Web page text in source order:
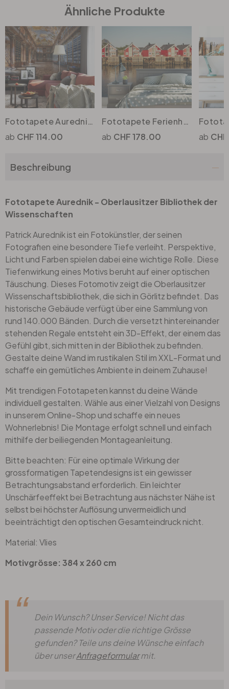
Büro
Bad
Eingangsbereich
Ähnliche Produkte
Fototapete Aurednik - Philosophischer Saal Kloster Strahov
CHF 114.00
Fototapete Ferienhäuser am Meer - 384x260cm
CHF 178.00
Beschreibung
Fototapete Aurednik - Oberlausitzer Bibliothek der
Wissenschaften
Patrick Aurednik ist ein Fotokünstler, der seinen
Fotografien eine besondere Tiefe verleiht. Perspektive,
Licht und Farben spielen dabei eine wichtige Rolle. Diese
Tiefenwirkung eines Motivs beruht auf einer optischen
Täuschung. Dieses Fotomotiv zeigt die Oberlausitzer
Wissenschaftsbibliothek, die sich in Görlitz befindet. Das
historische Gebäude verfügt über eine Sammlung von
rund 140.000 Bänden. Durch die versetzt hintereinander
stehenden Regale entsteht ein 3D-Effekt, der einem das
Gefühl gibt, sich mitten in der Bibliothek zu befinden.
Gestalte deine Wand im rustikalen Stil im XXL-Format und
schaffe ein gemütliches Ambiente in deinem Zuhause!
Mit trendigen Fototapeten kannst du deine Wände
individuell gestalten. Wähle aus einer Vielzahl von Designs
in unserem Online-Shop und schaffe ein neues
Wohnerlebnis! Die Montage erfolgt schnell und einfach
mithilfe der beiliegenden Montageanleitung.
Bitte beachten: Für eine optimale Wirkung der
grossformatigen Tapetendesigns ist ein gewisser
Betrachtungsabstand erforderlich. Ein leichter
Unschärfeeffekt bei Betrachtung aus nächster Nähe ist
selbst bei höchster Auflösung unvermeidlich und
beeinträchtigt den optischen Gesamteindruck nicht.
Material: Vlies
Motivgrösse: 384 x 260 cm
Dein Wunsch? Unser Service! Nicht das
passende Motiv oder die richtige Grösse
gefunden? Teile uns deine Wünsche einfach
über unserAnfrageformularmit.